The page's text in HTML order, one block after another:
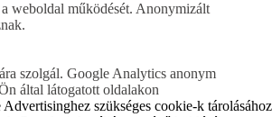
weboldal működését. Anonymizált
szolgál. Google Analytics anonym
által látogatott oldalakon
szükséges cookie-k tárolásához